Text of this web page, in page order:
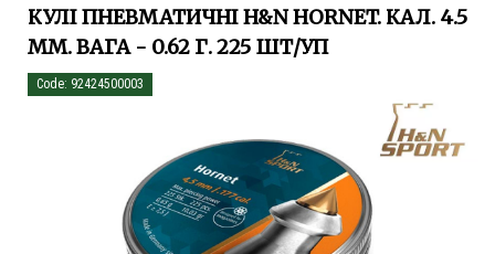
КУЛІ ПНЕВМАТИЧНІ H&N HORNET. КАЛ. 4.5
ММ. ВАГА - 0.62 Г. 225 ШТ/УП
Code: 92424500003